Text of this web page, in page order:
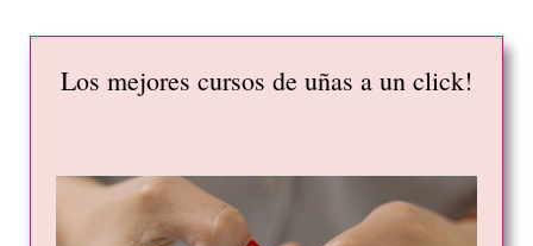
Los mejores cursos de uñas a un click!